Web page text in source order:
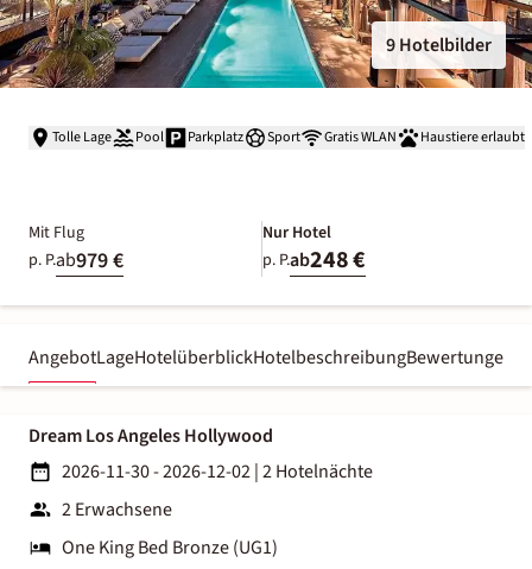
9 Hotelbilder
Tolle Lage Pool Parkplatz Sport Gratis WLAN Haustiere erlaubt
Mit Flug
p. P.ab979 €
Nur Hotel
p. P.ab248 €
AngebotLageHotelüberblickHotelbeschreibungBewertungen
Dream Los Angeles Hollywood
2026-11-30 - 2026-12-02|2 Hotelnächte
2 Erwachsene
One King Bed Bronze (UG1)